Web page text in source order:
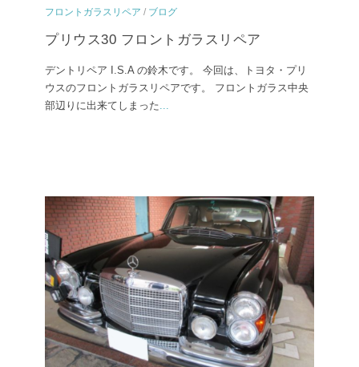
フロントガラスリペア / ブログ
プリウス30 フロントガラスリペア
デントリペア I.S.A の鈴木です。 今回は、トヨタ・プリ
ウスのフロントガラスリペアです。 フロントガラス中央
部辺りに出来てしまった...